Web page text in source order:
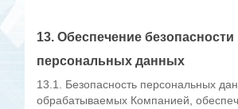
13. Обеспечение безопасности
персональных данных
13.1. Безопасность персональных
обрабатываемых Компанией,